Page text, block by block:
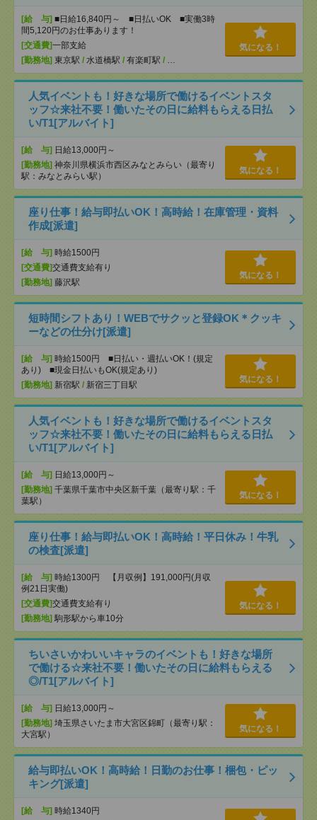
[給 与] ■日給16,840円～ ■日払いOK ■実働3時
間5,120円のお仕事あります！
[交通費]一部支給
[勤務地] 東京駅 / 水道橋駅 / 有楽町駅 / …
気になる！
人気イベントも！好きな場所で働けるイベントスタ
ッフ☆来社不要！働いたその日に給料もらえる日払
い/T1[アルバイト]
[給 与] 日給13,000円～
[勤務地] 神奈川県横浜市西区みなとみらい（最寄り
駅：みなとみらい駅）
気になる！
座り仕事！給与即払いOK！高時給！在庫管理・資料
作成[派遣]
[給 与] 時給1500円
[交通費]交通費支給有り
[勤務地] 藤沢駅
気になる！
短時間シフトあり！WEBでサクッと登録OK＊クッキ
ーなどの仕分け[派遣]
[給 与] 時給1500円 ■日払い・週払いOK！(規定
あり) ■現金日払いもOK(規定あり)
[勤務地] 新宿駅 / 新宿三丁目駅
気になる！
人気イベントも！好きな場所で働けるイベントスタ
ッフ☆来社不要！働いたその日に給料もらえる日払
い/T1[アルバイト]
[給 与] 日給13,000円～
[勤務地] 千葉県千葉市中央区新千葉（最寄り駅：千
葉駅）
気になる！
座り仕事！給与即払いOK！高時給！平日休み！牛乳
の検査[派遣]
[給 与] 時給1300円 【月収例】191,000円(月収
例21日実働)
[交通費]交通費支給有り
[勤務地] 駒形駅から車10分
気になる！
ちいさいかわいいキャラのイベントも！好きな場所
で働ける☆来社不要！働いたその日に給料もらえる
◎/T1[アルバイト]
[給 与] 日給13,000円～
[勤務地] 埼玉県さいたま市大宮区錦町（最寄り駅：
大宮駅）
気になる！
給与即払いOK！高時給！日勤のお仕事！梱包・ピッ
キング[派遣]
[給 与] 時給1340円